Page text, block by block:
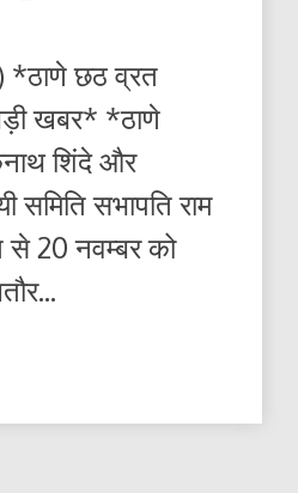
) *ठाणे छठ व्रत
खबर* *ठाणे
शिंदे और
समिति सभापति राम
से 20 नवम्बर को